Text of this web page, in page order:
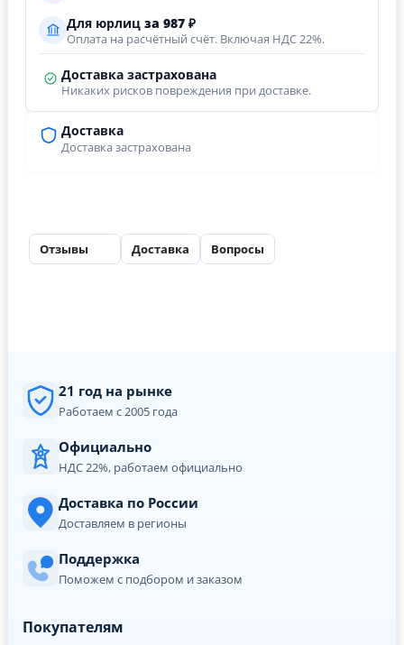
Доставка
Доставка застрахована
Для юрлиц за 987 ₽
Оплата на расчётный счёт. Включая НДС 22%.
Доставка застрахована
Никаких рисков повреждения при доставке.
Отзывы Доставка Вопросы
21 год на рынке
Работаем с 2005 года
Официально
НДС 22%, работаем официально
Доставка по России
Доставляем в регионы
Поддержка
Поможем с подбором и заказом
Покупателям